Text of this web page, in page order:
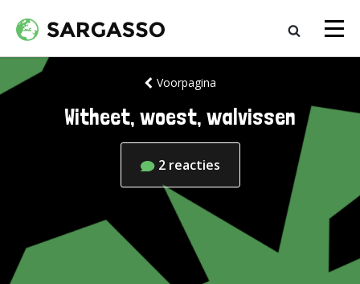
Voorpagina
Witheet, woest, walvissen
2 reacties